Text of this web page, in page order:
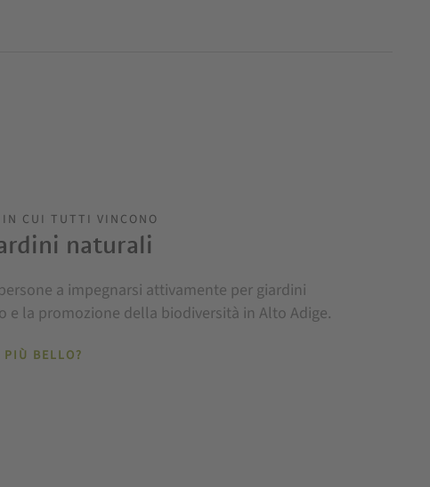
CUI TUTTI VINCONO
naturali
a impegnarsi attivamente per giardini
e la promozione della biodiversità in Alto Adige.
BELLO?